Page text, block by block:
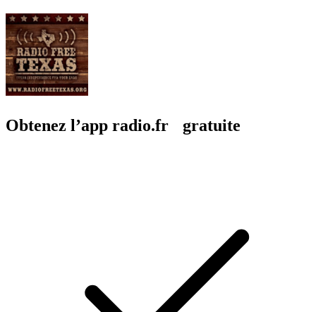
Obtenez l’app radio.fr gratuite